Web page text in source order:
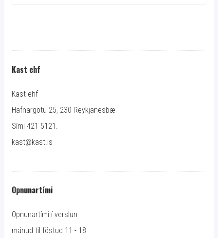
Kast ehf
Kast ehf
Hafnargötu 25, 230 Reykjanesbæ
Sími 421 5121.
kast@kast.is
Opnunartími
Opnunartími í verslun
mánud til föstud 11 - 18